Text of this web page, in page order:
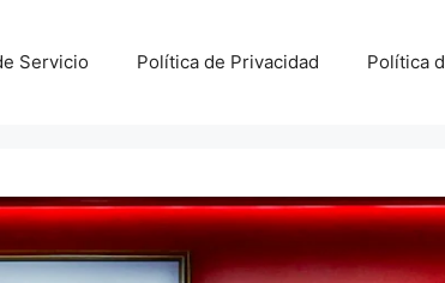
Servicio Política de Privacidad Política